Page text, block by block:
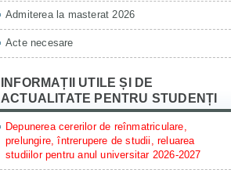
Admiterea la masterat 2026
Acte necesare
INFORMAȚII UTILE ȘI DE
ACTUALITATE PENTRU STUDENȚI
Depunerea cererilor de reînmatriculare,
prelungire, întrerupere de studii, reluarea
studiilor pentru anul universitar 2026-2027